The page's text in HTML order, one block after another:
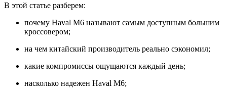
В этой статье разберем:
почему Haval M6 называют самым доступным большим
кроссовером;
на чем китайский производитель реально сэкономил;
какие компромиссы ощущаются каждый день;
насколько надежен Haval M6;